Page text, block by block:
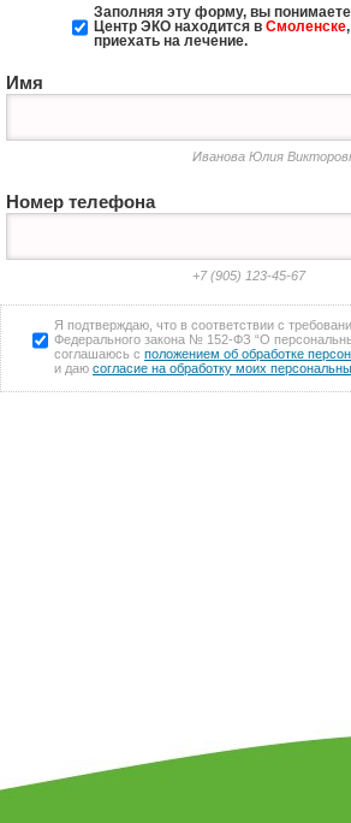
Заполняя эту форму, вы
Центр ЭКО находится в Смоленске
приехать на лечение.
Имя
Иванова Юлия
Номер телефона
+7 (905) 123-45-67
Я подтверждаю, что в соответствии с
Федерального закона № 152-ФЗ “О
соглашаюсь с положением об обработке
и даю согласие на обработку моих